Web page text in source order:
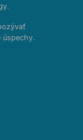
úspechy.